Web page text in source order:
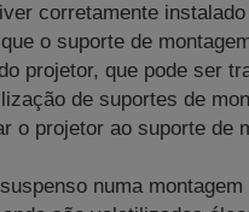
corretamente
o suporte de
projetor, que pode ser
de suportes de
o projetor ao suporte de
numa